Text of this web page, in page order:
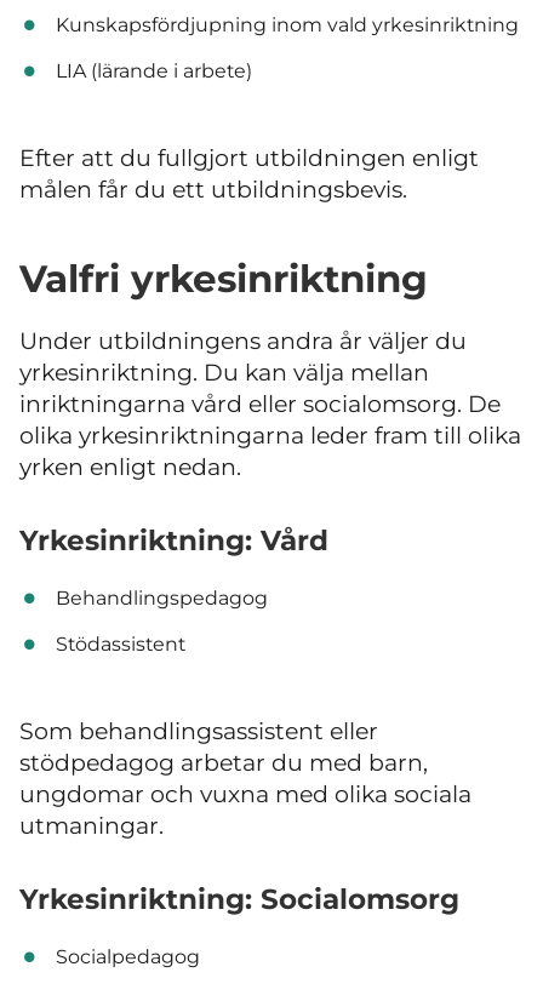
Kunskapsfördjupning inom vald yrkesinriktning
LIA (lärande i arbete)
Efter att du fullgjort utbildningen enligt
målen får du ett utbildningsbevis.
Valfri yrkesinriktning
Under utbildningens andra år väljer du
yrkesinriktning. Du kan välja mellan
inriktningarna vård eller socialomsorg. De
olika yrkesinriktningarna leder fram till olika
yrken enligt nedan.
Yrkesinriktning: Vård
Behandlingspedagog
Stödassistent
Som behandlingsassistent eller
stödpedagog arbetar du med barn,
ungdomar och vuxna med olika sociala
utmaningar.
Yrkesinriktning: Socialomsorg
Socialpedagog